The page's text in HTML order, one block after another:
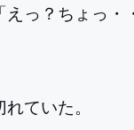
えっ？ちょっ・
ていた。